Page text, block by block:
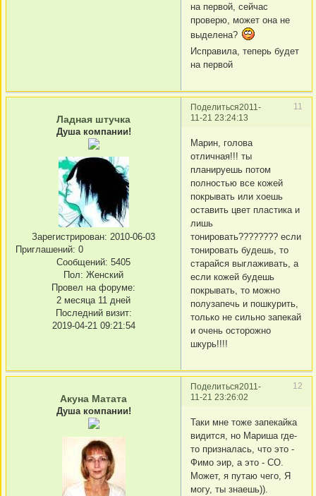
на первой, сейчас
проверю, может она не
выделена?
Исправила, теперь будет
на первой
Поделиться 11
2011-
11-21 23:24:13
Ладная штучка
Душа компании!
Зарегистрирован: 2010-06-03
Приглашений: 0
Сообщений: 5405
Пол: Женский
Провел на форуме:
2 месяца 11 дней
Последний визит:
2019-04-21 09:21:54
Марин, голова
отличная!!! ты
планируешь потом
полностью все кожей
покрывать или хоешь
оставить цвет пластика и
лишь
тонировать???????? если
тонировать будешь, то
старайся выглаживать, а
если кожей будешь
покрывать, то можно
полузапечь и пошкурить,
только не сильно запекай
и очень осторожно
шкурь!!!!
Поделиться 12
2011-
11-21 23:26:02
Акуна Матата
Душа компании!
Таки мне тоже запекайка
видится, но Мариша где-
то призналась, что это -
Фимо эир, а это - СО.
Может, я путаю чего, Я
могу, ты знаешь)).